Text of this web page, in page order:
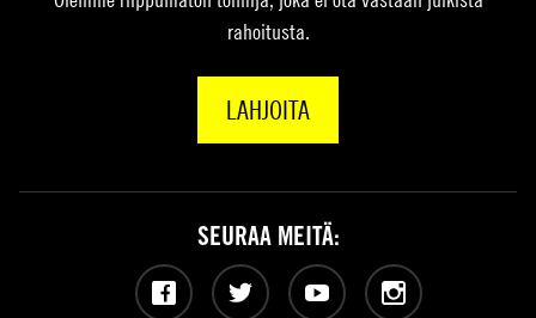
rahoitusta.
LAHJOITA
SEURAA MEITÄ:
Facebook Twitter YouTubeInstagram